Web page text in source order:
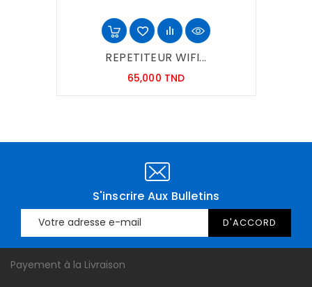
REPETITEUR WIFI...
65,000 TNDPrix
S'inscrire Aux Bulletins
Payement à la Livraison